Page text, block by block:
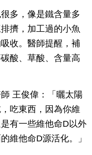
多，像是鐵含量多
擠，加工過的小魚
收。醫師提醒，補
酸、草酸、含量高
王俊偉：「曬太陽
吃東西，因為你維
有一些維他命D以外
維他命D源活化。」